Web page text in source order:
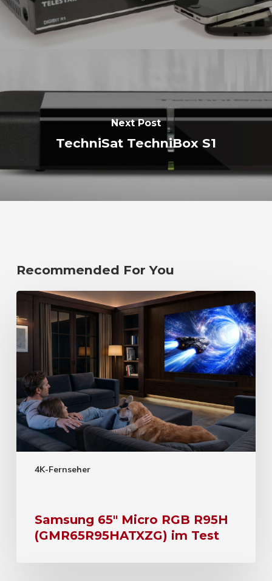
Next Post
TechniSat TechniBox S1
Recommended For You
4K-Fernseher
Samsung 65″ Micro RGB R95H
(GMR65R95HATXZG) im Test